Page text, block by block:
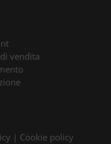
vendita
| Cookie policy